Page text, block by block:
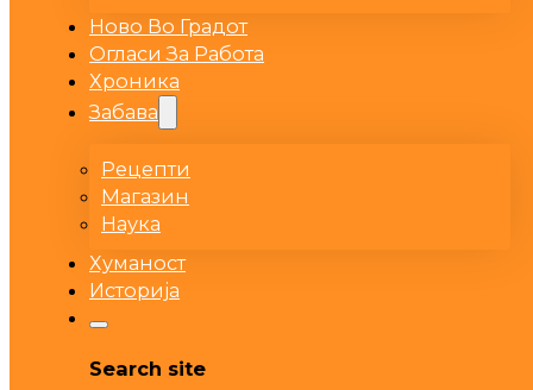
Ново Во Градот
Огласи За Работа
Хроника
Забава
Рецепти
Магазин
Наука
Хуманост
Историја
Search site